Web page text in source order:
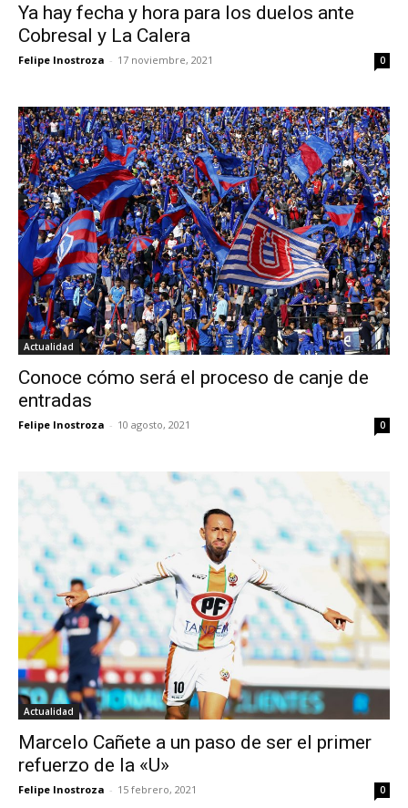
Ya hay fecha y hora para los duelos ante
Cobresal y La Calera
Felipe Inostroza - 17 noviembre, 2021 0
Actualidad
Conoce cómo será el proceso de canje de
entradas
Felipe Inostroza - 10 agosto, 2021 0
Actualidad
Marcelo Cañete a un paso de ser el primer
refuerzo de la «U»
Felipe Inostroza - 15 febrero, 2021 0